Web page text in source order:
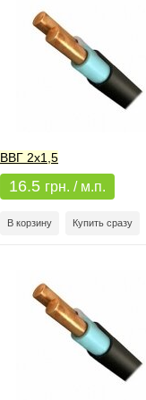
ВВГ 2x1,5
16.5 грн. / м.п.
В корзину Купить сразу